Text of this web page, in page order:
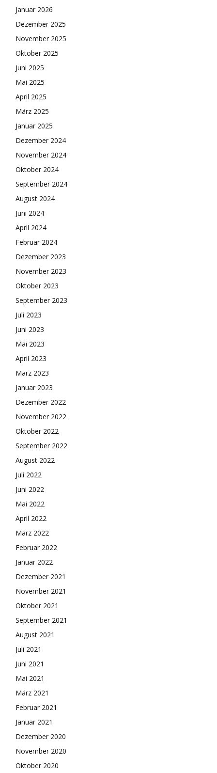
Januar 2026
Dezember 2025
November 2025
Oktober 2025
Juni 2025
Mai 2025
April 2025
März 2025
Januar 2025
Dezember 2024
November 2024
Oktober 2024
September 2024
August 2024
Juni 2024
April 2024
Februar 2024
Dezember 2023
November 2023
Oktober 2023
September 2023
Juli 2023
Juni 2023
Mai 2023
April 2023
März 2023
Januar 2023
Dezember 2022
November 2022
Oktober 2022
September 2022
August 2022
Juli 2022
Juni 2022
Mai 2022
April 2022
März 2022
Februar 2022
Januar 2022
Dezember 2021
November 2021
Oktober 2021
September 2021
August 2021
Juli 2021
Juni 2021
Mai 2021
März 2021
Februar 2021
Januar 2021
Dezember 2020
November 2020
Oktober 2020